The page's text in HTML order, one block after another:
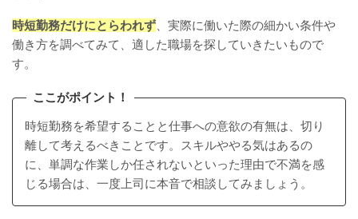
時短勤務だけにとらわれず 、実際に働いた際の細かい条件や
働き方を調べてみて、適した職場を探していきたいもので
す。
ここがポイント！
時短勤務を希望することと仕事への意欲の有無は、切り
離して考えるべきことです。スキルややる気はあるの
に、単調な作業しか任されないといった理由で不満を感
じる場合は、一度上司に本音で相談してみましょう。